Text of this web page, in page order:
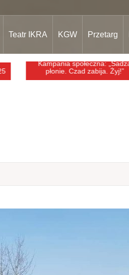
Teatr IKRA KGW Przetarg
Kampania społeczna: „Sadza
płonie. Czad zabija. Żyj!”